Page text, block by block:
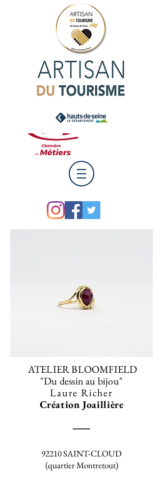
ATELIER BLOOMFIELD
"Du dessin au bijou"
Laure Richer
Création Joaillière
92210 SAINT-CLOUD
(quartier Montretout)